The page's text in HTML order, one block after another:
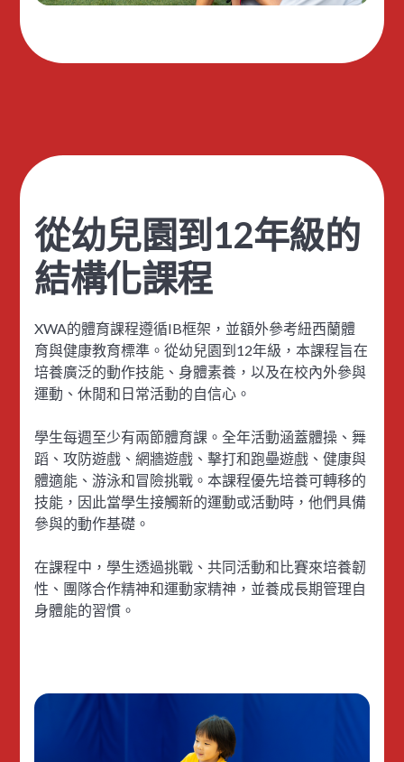
從幼兒園到12年級的
結構化課程
XWA的體育課程遵循IB框架，並額外參考紐西蘭體
育與健康教育標準。從幼兒園到12年級，本課程旨在
培養廣泛的動作技能、身體素養，以及在校內外參與
運動、休閒和日常活動的自信心。
學生每週至少有兩節體育課。全年活動涵蓋體操、舞
蹈、攻防遊戲、網牆遊戲、擊打和跑壘遊戲、健康與
體適能、游泳和冒險挑戰。本課程優先培養可轉移的
技能，因此當學生接觸新的運動或活動時，他們具備
參與的動作基礎。
在課程中，學生透過挑戰、共同活動和比賽來培養韌
性、團隊合作精神和運動家精神，並養成長期管理自
身體能的習慣。